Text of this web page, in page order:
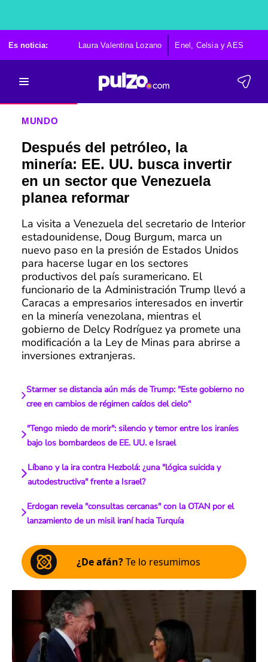
Es noticia: Laura Valentina Lozano Enel, Celsia y AES
MUNDO
Después del petróleo, la
minería: EE. UU. busca invertir
en un sector que Venezuela
planea reformar
La visita a Venezuela del secretario de Interior
estadounidense, Doug Burgum, marca un
nuevo paso en la presión de Estados Unidos
para hacerse lugar en los sectores
productivos del país suramericano. El
funcionario de la Administración Trump llevó a
Caracas a empresarios interesados en invertir
en la minería venezolana, mientras el
gobierno de Delcy Rodríguez ya promete una
modificación a la Ley de Minas para abrirse a
inversiones extranjeras.
Starmer se distancia aún más de Trump: "Este gobierno no
cree en cambios de régimen caídos del cielo"
"Tengo miedo de morir": silencio y temor entre los iraníes
bajo los bombardeos de EE. UU. e Israel
Líbano y la ira contra Hezbolá: ¿una "lógica suicida y
autodestructiva" frente a Israel?
Erdogan revela "consultas cercanas" con la OTAN por el
lanzamiento de un misil iraní hacia Turquía
¿De afán?Te lo resumimos